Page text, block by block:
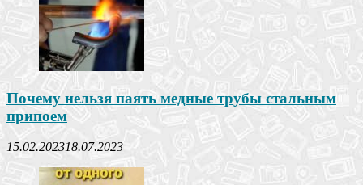
Почему нельзя паять медные трубы стальным
припоем
15.02.202318.07.2023